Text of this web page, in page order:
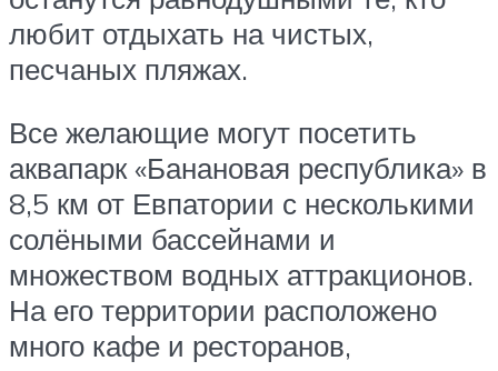
любит отдыхать на чистых,
песчаных пляжах.
Все желающие могут посетить
аквапарк «Банановая республика» в
8,5 км от Евпатории с несколькими
солёными бассейнами и
множеством водных аттракционов.
На его территории расположено
много кафе и ресторанов,